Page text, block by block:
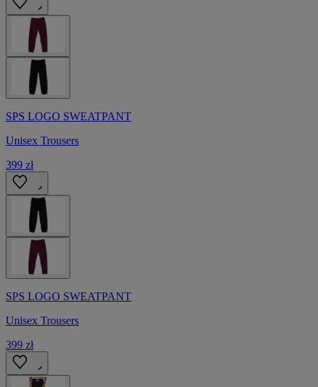
SPS LOGO SWEATPANT
Unisex Trousers
399 zł
SPS LOGO SWEATPANT
Unisex Trousers
399 zł